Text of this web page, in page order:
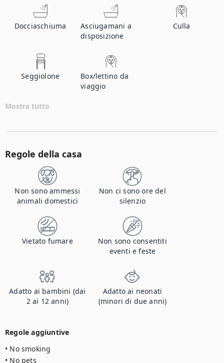
Docciaschiuma
Asciugamani a
disposizione
Culla
Seggiolone
Box/lettino da
viaggio
Mostra tutto
Regole della casa
Non sono ammessi
animali domestici
Non ci sono ore del
silenzio
Vietato fumare
Non sono consentiti
eventi e feste
Adatto ai bambini (dai
2 ai 12 anni)
Adatto ai neonati
(minori di due anni)
Regole aggiuntive
• No smoking
• No pets